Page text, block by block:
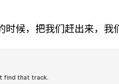
候，把我们赶出来，我